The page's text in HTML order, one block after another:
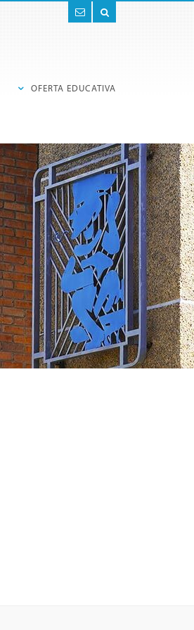
Buscar
Contacto
OFERTA EDUCATIVA